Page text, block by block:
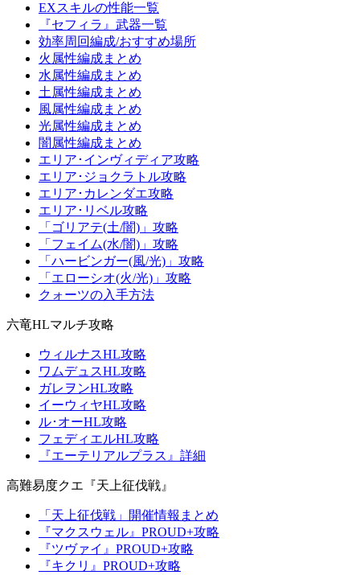
EXスキルの性能一覧
『セフィラ』武器一覧
効率周回編成/おすすめ場所
火属性編成まとめ
水属性編成まとめ
土属性編成まとめ
風属性編成まとめ
光属性編成まとめ
闇属性編成まとめ
エリア･インヴィディア攻略
エリア･ジョクラトル攻略
エリア･カレンダエ攻略
エリア･リベル攻略
「ゴリアテ(土/闇)」攻略
「フェイム(水/闇)」攻略
「ハービンガー(風/光)」攻略
「エローシオ(火/光)」攻略
クォーツの入手方法
六竜HLマルチ攻略
ウィルナスHL攻略
ワムデュスHL攻略
ガレヲンHL攻略
イーウィヤHL攻略
ル･オーHL攻略
フェディエルHL攻略
『エーテリアルプラス』詳細
高難易度クエ『天上征伐戦』
「天上征伐戦」開催情報まとめ
『マクスウェル』PROUD+攻略
『ツヴァイ』PROUD+攻略
『キクリ』PROUD+攻略